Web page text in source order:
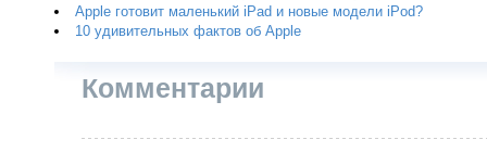
Apple готовит маленький iPad и новые модели iPod?
10 удивительных фактов об Apple
Комментарии